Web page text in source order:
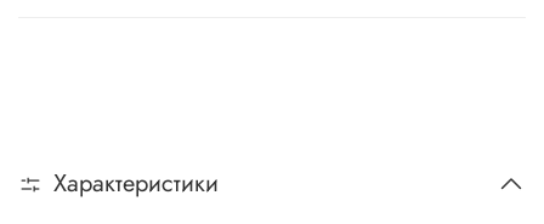
Характеристики